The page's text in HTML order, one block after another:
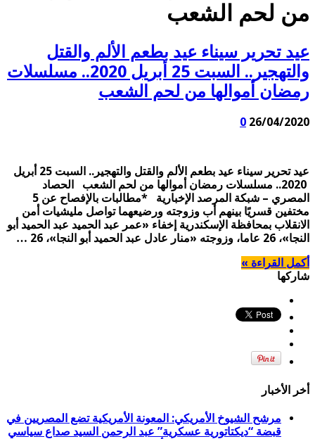
من لحم الشعب
عيد تحرير سيناء عيد بطعم الألم والقتل
والتهجير.. السبت 25 أبريل 2020.. مسلسلات
رمضان أموالها من لحم الشعب
26/04/2020
0
عيد تحرير سيناء عيد بطعم الألم والقتل والتهجير.. السبت 25 أبريل
2020.. مسلسلات رمضان أموالها من لحم الشعب الحصاد
المصري – شبكة المرصد الإخبارية *مطالبات بالإفصاح عن 5
مختفين قسريًا بينهم أب وزوجته ورضيعهما تواصل مليشيات أمن
الانقلاب بمحافظة الإسكندرية إخفاء «عمر عبد الحميد عبد الحميد أبو
النجا»، 26 عاما، وزوجته «منار عادل عبد الحميد أبو النجا»، 26 …
أكمل القراءة »
شاركها
أخر الأخبار
مرشح الشيوخ الأمريكي: المعونة الأمريكية تضع المصريين في
قبضة “ديكتاتورية عسكرية” عبد الرحمن السيد صداع سياسي